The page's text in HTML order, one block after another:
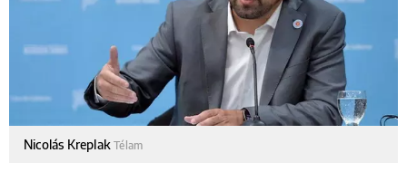
Nicolás KreplakTélam